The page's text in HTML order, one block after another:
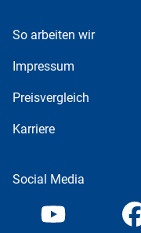
So arbeiten wir
Impressum
Preisvergleich
Karriere
Social Media